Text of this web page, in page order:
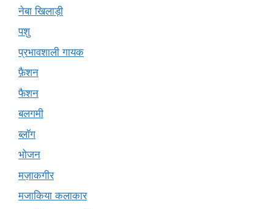
नेबा खिलाड़ी
पशु
प्रभावशाली गायक
फ़ैशन
फैशन
बलगमी
ब्लॉग
भोजन
मज़ाकगीर
मजाकिया कलाकार